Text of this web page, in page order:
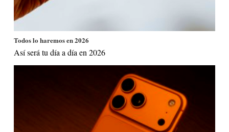
Todos lo haremos en 2026
Así será tu día a día en 2026